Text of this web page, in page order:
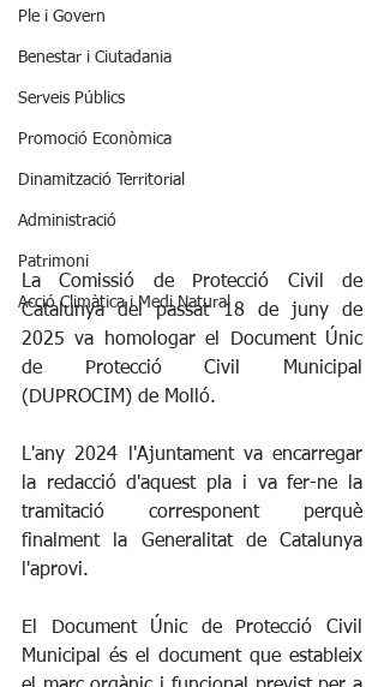
Ple i Govern
Benestar i Ciutadania
Serveis Públics
Promoció Econòmica
Dinamització Territorial
Administració
Patrimoni
Acció Climàtica i Medi Natural
La Comissió de Protecció Civil de
Catalunya del passat 18 de juny de
2025 va homologar el Document Únic
de Protecció Civil Municipal
(DUPROCIM) de Molló.
L'any 2024 l'Ajuntament va encarregar
la redacció d'aquest pla i va fer-ne la
tramitació corresponent perquè
finalment la Generalitat de Catalunya
l'aprovi.
El Document Únic de Protecció Civil
Municipal és el document que estableix